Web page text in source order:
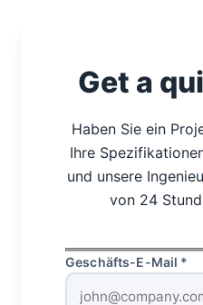
Get a
Haben Sie ein
Ihre
und unsere
von 24
Geschäfts-E-Mail *